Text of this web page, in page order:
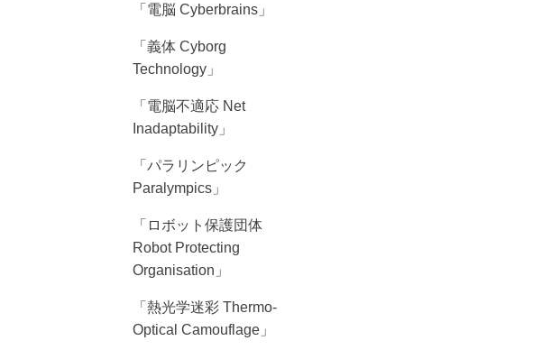
「電脳 Cyberbrains」
「義体 Cyborg
Technology」
「電脳不適応 Net
Inadaptability」
「パラリンピック
Paralympics」
「ロボット保護団体
Robot Protecting
Organisation」
「熱光学迷彩 Thermo-
Optical Camouflage」